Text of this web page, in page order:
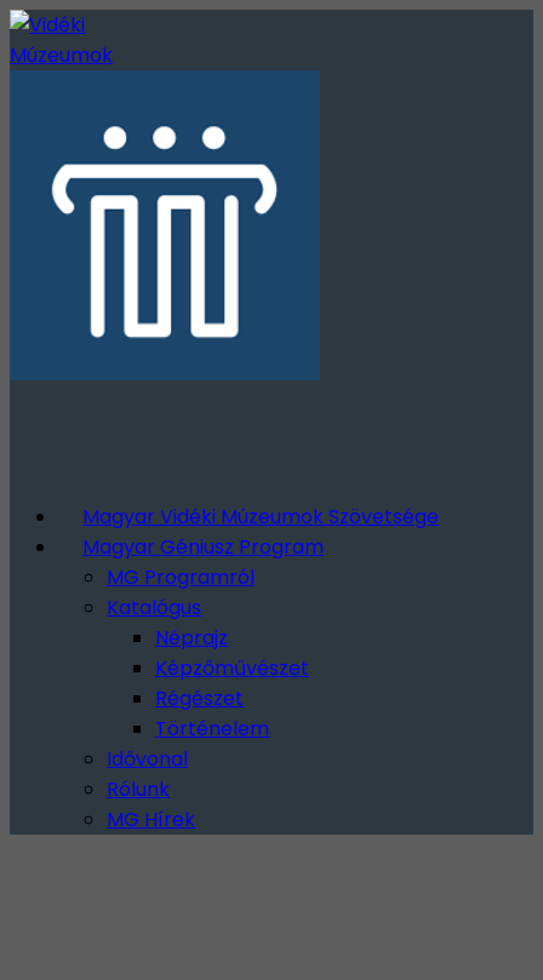
Magyar Vidéki Múzeumok Szövetsége
Magyar Géniusz Program
MG Programról
Katalógus
Néprajz
Képzőművészet
Régészet
Történelem
Idővonal
Rólunk
MG Hírek